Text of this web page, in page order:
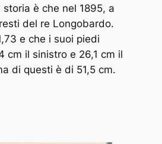
è che nel 1895, a
del re Longobardo.
e che i suoi piedi
cm il sinistro e 26,1 cm il
di questi è di 51,5 cm.